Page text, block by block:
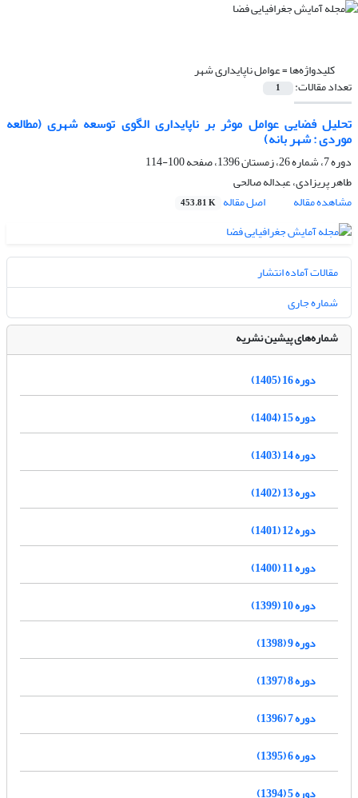
کلیدواژه‌ها =عوامل ناپایداری شهر
تعداد مقالات: 1
تحلیل فضایی عوامل موثر بر ناپایداری الگوی توسعه شهری (مطالعه
موردی : شهر بانه)
دوره 7، شماره 26، زمستان 1396، صفحه
100-114
طاهر پریزادی، عبداله صالحی
مشاهده مقاله
اصل مقاله 453.81 K
مقالات آماده انتشار
شماره جاری
شماره‌های پیشین نشریه
دوره 16 (1405)
دوره 15 (1404)
دوره 14 (1403)
دوره 13 (1402)
دوره 12 (1401)
دوره 11 (1400)
دوره 10 (1399)
دوره 9 (1398)
دوره 8 (1397)
دوره 7 (1396)
دوره 6 (1395)
دوره 5 (1394)